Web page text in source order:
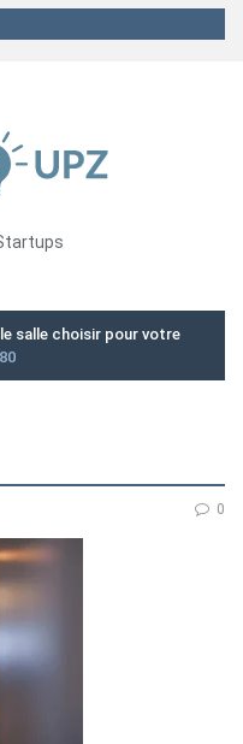
salle choisir pour votre
0